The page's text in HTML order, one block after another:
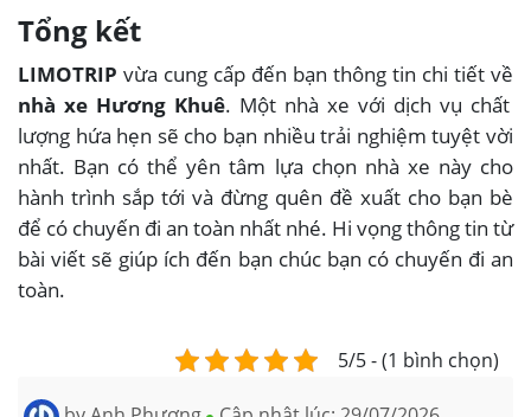
Tổng kết
LIMOTRIP vừa cung cấp đến bạn thông tin chi tiết về
nhà xe Hương Khuê. Một nhà xe với dịch vụ chất
lượng hứa hẹn sẽ cho bạn nhiều trải nghiệm tuyệt vời
nhất. Bạn có thể yên tâm lựa chọn nhà xe này cho
hành trình sắp tới và đừng quên đề xuất cho bạn bè
để có chuyến đi an toàn nhất nhé. Hi vọng thông tin từ
bài viết sẽ giúp ích đến bạn chúc bạn có chuyến đi an
toàn.
5/5 - (1 bình chọn)